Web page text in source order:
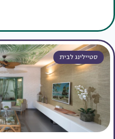
סטיילינג לבית